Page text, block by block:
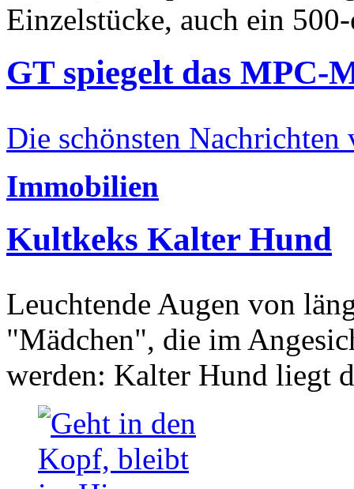
Einzelstücke, auch ein
GT spiegelt das MPC-
Die schönsten Nachrichten
Immobilien
Kultkeks Kalter Hund
Leuchtende Augen von
"Mädchen", die im
werden: Kalter Hund liegt